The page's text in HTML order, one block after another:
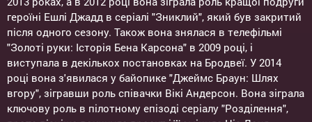
героїні Ешлі Джадд в серіалі "Зниклий", який був закритий
після одного сезону. Також вона знялася в телефільмі
"Золоті руки: Історія Бена Карсона" в 2009 році, і
виступала в декількох постановках на Бродвеї. У 2014
році вона з'явилася у байопике "Джеймс Браун: Шлях
вгору", зігравши роль співачки Вікі Андерсон. Вона зіграла
ключову роль в пілотному епізоді серіалу "Розділення",